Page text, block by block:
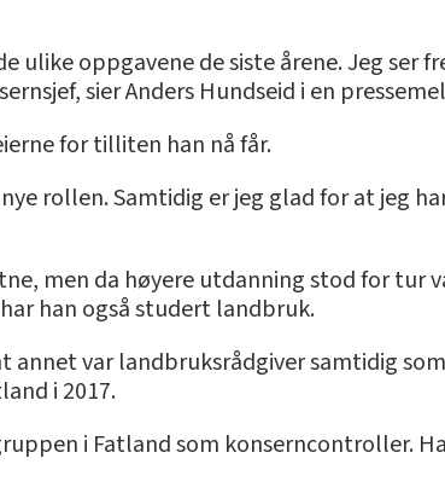
ulike oppgavene de siste årene. Jeg ser
sier Anders Hundseid i en
for tilliten han nå får.
rollen. Samtidig er jeg glad for at jeg
men da høyere utdanning stod for tur
han også studert landbruk.
annet var landbruksrådgiver samtidig
i 2017.
i Fatland som konserncontroller.